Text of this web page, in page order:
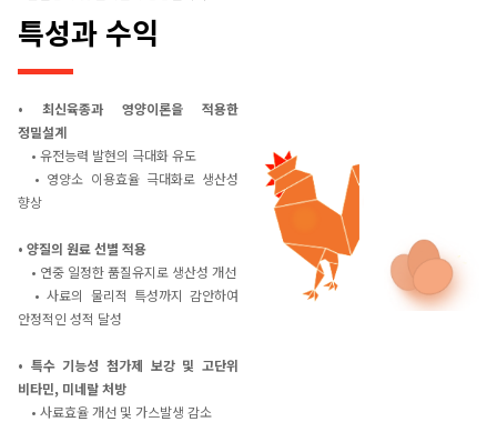
특성과 수익
• 최신육종과 영양이론을 적용한
정밀설계
• 유전능력 발현의 극대화 유도
• 영양소 이용효율 극대화로 생산성
향상
• 양질의 원료 선별 적용
• 연중 일정한 품질유지로 생산성 개선
• 사료의 물리적 특성까지 감안하여
안정적인 성적 달성
• 특수 기능성 첨가제 보강 및 고단위
비타민, 미네랄 처방
• 사료효율 개선 및 가스발생 감소